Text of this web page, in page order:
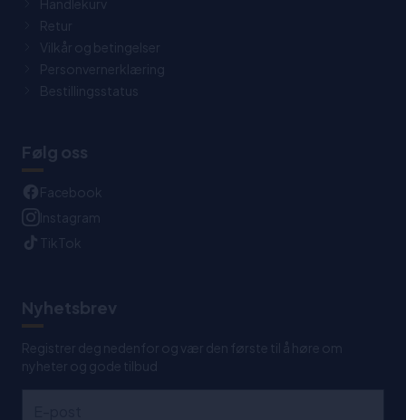
Handlekurv
Retur
Vilkår og betingelser
Personvernerklæring
Bestillingsstatus
Følg oss
Facebook
Instagram
TikTok
Nyhetsbrev
Registrer deg nedenfor og vær den første til å høre om
nyheter og gode tilbud